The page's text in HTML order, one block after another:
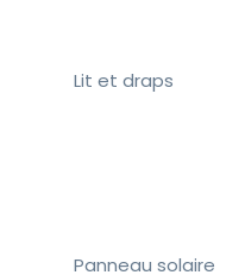
Lit et draps
Panneau solaire